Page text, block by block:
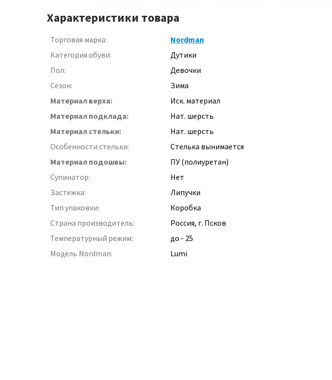
Характеристики товара
Торговая марка:
Nordman
Категория обуви:
Дутики
Пол:
Девочки
Сезон:
Зима
Материал верха:
Иск. материал
Материал подклада:
Нат. шерсть
Материал стельки:
Нат. шерсть
Особенности стельки:
Стелька вынимается
Материал подошвы:
ПУ (полиуретан)
Супинатор:
Нет
Застежка:
Липучки
Тип упаковки:
Коробка
Страна производитель:
Россия, г. Псков
Температурный режим:
до - 25
Модель Nordman:
Lumi